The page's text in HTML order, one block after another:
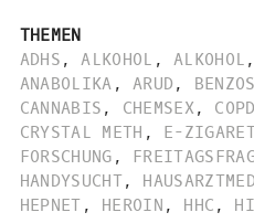
THEMEN
ADHS , ALKOHOL , ALKOHOL ,
ANABOLIKA , ARUD , BENZOS
CANNABIS , CHEMSEX , COPD
CRYSTAL METH , E-
FORSCHUNG ,
HANDYSUCHT,
HEPNET , HEROIN , HHC ,